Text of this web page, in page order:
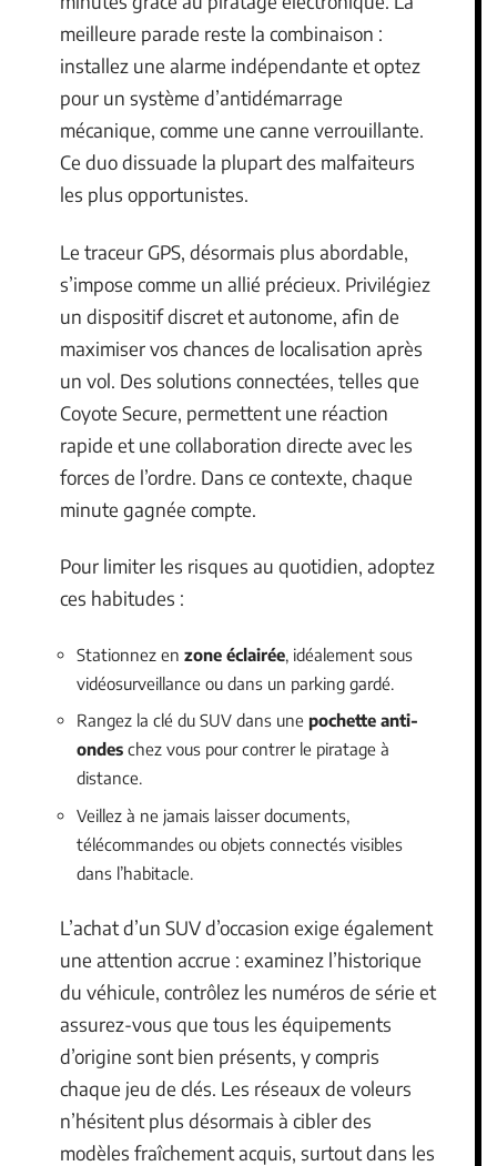
meilleure parade reste la combinaison :
installez une alarme indépendante et optez
pour un système d’antidémarrage
mécanique, comme une canne verrouillante.
Ce duo dissuade la plupart des malfaiteurs
les plus opportunistes.
Le traceur GPS, désormais plus abordable,
s’impose comme un allié précieux. Privilégiez
un dispositif discret et autonome, afin de
maximiser vos chances de localisation après
un vol. Des solutions connectées, telles que
Coyote Secure, permettent une réaction
rapide et une collaboration directe avec les
forces de l’ordre. Dans ce contexte, chaque
minute gagnée compte.
Pour limiter les risques au quotidien, adoptez
ces habitudes :
Stationnez en zone éclairée , idéalement sous
vidéosurveillance ou dans un parking gardé.
Rangez la clé du SUV dans une pochette anti-
ondes chez vous pour contrer le piratage à
distance.
Veillez à ne jamais laisser documents,
télécommandes ou objets connectés visibles
dans l’habitacle.
L’achat d’un SUV d’occasion exige également
une attention accrue : examinez l’historique
du véhicule, contrôlez les numéros de série et
assurez-vous que tous les équipements
d’origine sont bien présents, y compris
chaque jeu de clés. Les réseaux de voleurs
n’hésitent plus désormais à cibler des
modèles fraîchement acquis, surtout dans les